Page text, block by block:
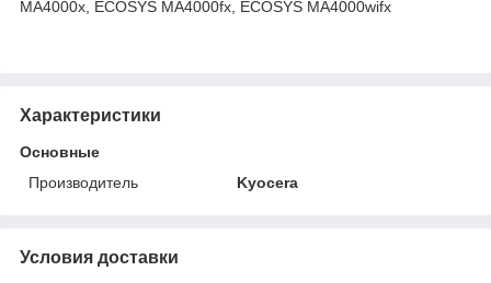
MA4000x, ECOSYS MA4000fx, ECOSYS MA4000wifx
Характеристики
Основные
Производитель
Kyocera
Условия доставки